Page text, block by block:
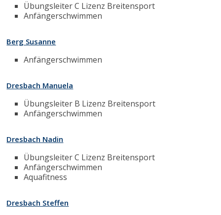
Übungsleiter C Lizenz Breitensport
Anfängerschwimmen
Berg Susanne
Anfängerschwimmen
Dresbach Manuela
Übungsleiter B Lizenz Breitensport
Anfängerschwimmen
Dresbach Nadin
Übungsleiter C Lizenz Breitensport
Anfängerschwimmen
Aquafitness
Dresbach Steffen